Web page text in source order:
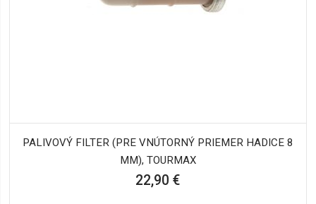
PALIVOVÝ FILTER (PRE VNÚTORNÝ PRIEMER HADICE 8
MM), TOURMAX
22,90 €